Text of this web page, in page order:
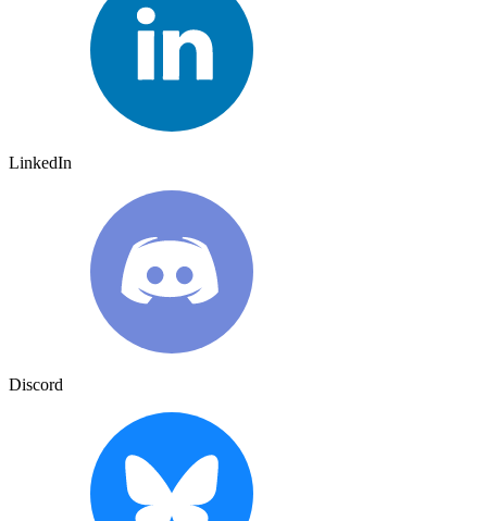
LinkedIn
Discord